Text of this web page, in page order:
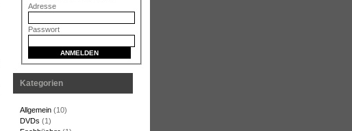
Adresse
Passwort
Kategorien
Allgemein(10)
DVDs (1)